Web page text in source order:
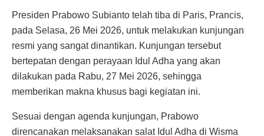
Presiden Prabowo Subianto telah tiba di Paris, Prancis,
pada Selasa, 26 Mei 2026, untuk melakukan kunjungan
resmi yang sangat dinantikan. Kunjungan tersebut
bertepatan dengan perayaan Idul Adha yang akan
dilakukan pada Rabu, 27 Mei 2026, sehingga
memberikan makna khusus bagi kegiatan ini.
Sesuai dengan agenda kunjungan, Prabowo
direncanakan melaksanakan salat Idul Adha di Wisma